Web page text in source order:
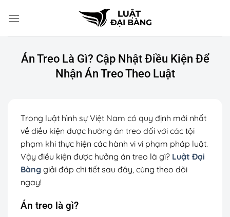
đến
Án Treo Là Gì? Cập Nhật Điều Kiện Để
Nhận Án Treo Theo Luật
Trong luật hình sự Việt Nam có quy định mới nhất
về điều kiện được hưởng án treo đối với các tội
phạm khi thực hiện các hành vi vi phạm pháp luật.
Vậy điều kiện được hưởng án treo là gì? Luật Đại
Bàng giải đáp chi tiết sau đây, cùng theo dõi
ngay!
Án treo là gì?